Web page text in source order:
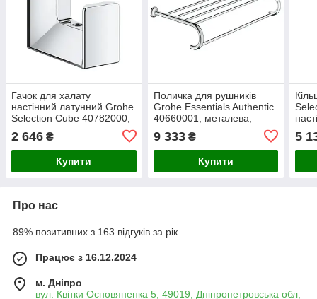
Гачок для халату
настінний латунний Grohe
Selection Cube 40782000,
технологіями QuickFix і
StarLight, Німеччина
2 646 ₴
Купити
Поличка для рушників
Grohe Essentials Authentic
40660001, металева,
глянцева, 542×279×121
мм, Німеччина
9 333₴
Купити
5
Про нас
89% позитивних з 163 відгуків за рік
Працює з 16.12.2024
м. Дніпро
вул. Квітки Основяненка 5, 49019, Дніпропетровська обл,